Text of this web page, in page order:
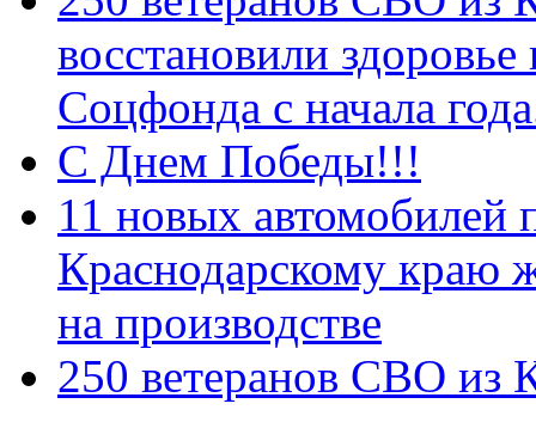
восстановили
Соцфонда с начала
С Днем Победы!!!
11 новых автомобилей
Краснодарскому краю
на производстве
250 ветеранов СВО из